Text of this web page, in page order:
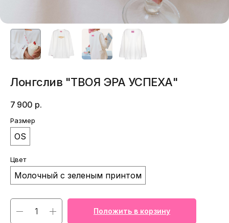
Лонгслив "ТВОЯ ЭРА УСПЕХА"
7 900 р.
Размер
OS
Цвет
Молочный с зеленым принтом
Положить в корзину